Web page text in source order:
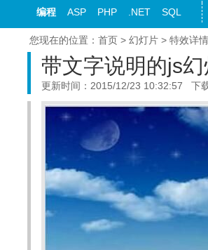
编程
ASP PHP .NET SQL
您现在的位置： 首页> 幻灯片> 特效详情
带文字说明的js
更新时间：2015/12/23 10:32:57 下